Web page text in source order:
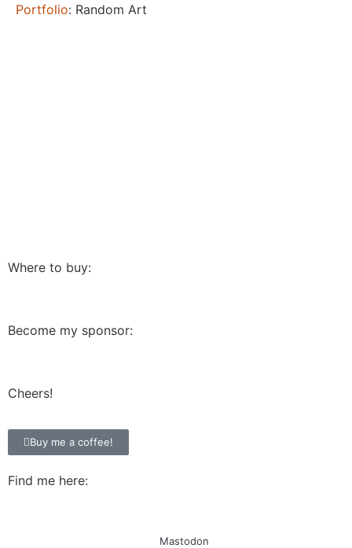
Portfolio: Random Art
Where to buy:
Become my sponsor:
Cheers!
Buy me a coffee!
Find me here:
Mastodon